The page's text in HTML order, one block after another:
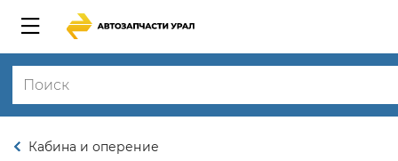
Кабина и оперение